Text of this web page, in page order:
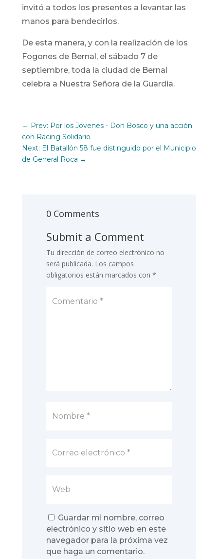
invitó a todos los presentes a levantar las
manos para bendecirlos.
De esta manera, y con la realización de los
Fogones de Bernal, el sábado 7 de
septiembre, toda la ciudad de Bernal
celebra a Nuestra Señora de la Guardia.
← Prev: Por los Jóvenes - Don Bosco y una acción
con Racing Solidario
Next: El Batallón 58 fue distinguido por el Municipio
de General Roca →
0 Comments
Submit a Comment
Tu dirección de correo electrónico no
será publicada. Los campos
obligatorios están marcados con *
Guardar mi nombre, correo
electrónico y sitio web en este
navegador para la próxima vez
que haga un comentario.